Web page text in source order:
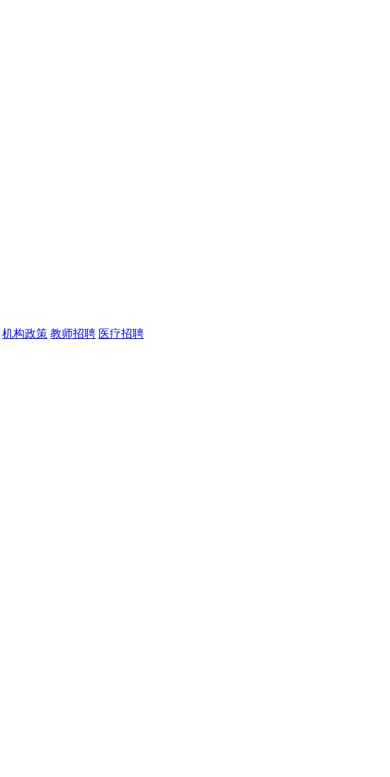
机构政策 教师招聘 医疗招聘